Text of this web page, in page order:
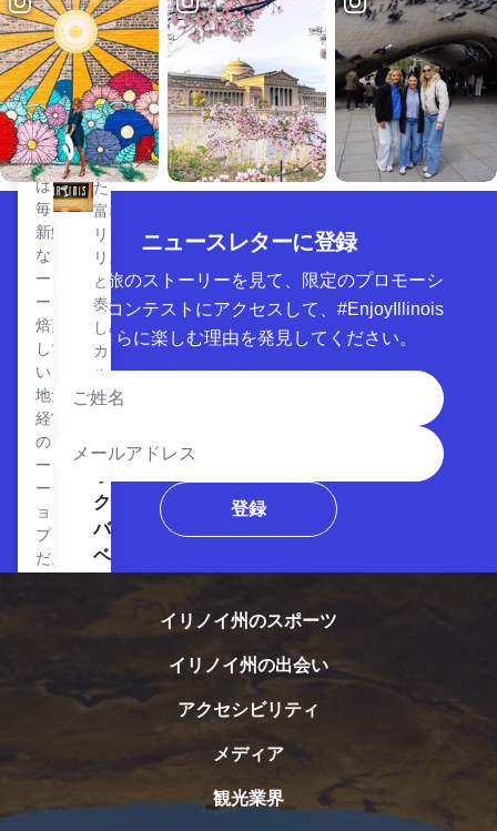
マティ
ーニ
Martini's
は、歴
史的な
駅舎を
利用し
た、豊
富なド
リンク
リスト
と生演
奏が楽
しめる
カクテ
ルバ
ー。
ーダ
ク・
バー
ベキ
ブル
ベキ
ブルーダック・バーベキュー・タバーンを見る
コー
ヒー
リー
ブス
ン・
ビー
ンズ
は、
毎日
新鮮
なコ
ーヒ
ーを
焙煎
して
いる
地元
経営
のコ
ーヒ
ーシ
ョッ
プ
だ。
ピオリア歴史協会を見る
ニュースレターに登録
人気の旅のストーリーを見て、限定のプロモーシ
ョンやコンテストにアクセスして、#EnjoyIllinois
をさらに楽しむ理由を発見してください。
登録
イリノイ州のスポーツ
イリノイ州の出会い
アクセシビリティ
メディア
観光業界